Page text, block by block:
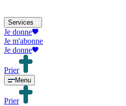
Services
Je donne
Je m'abonne
Je donne
Prier
Menu
Prier